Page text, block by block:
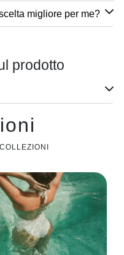
migliore per me?
prodotto